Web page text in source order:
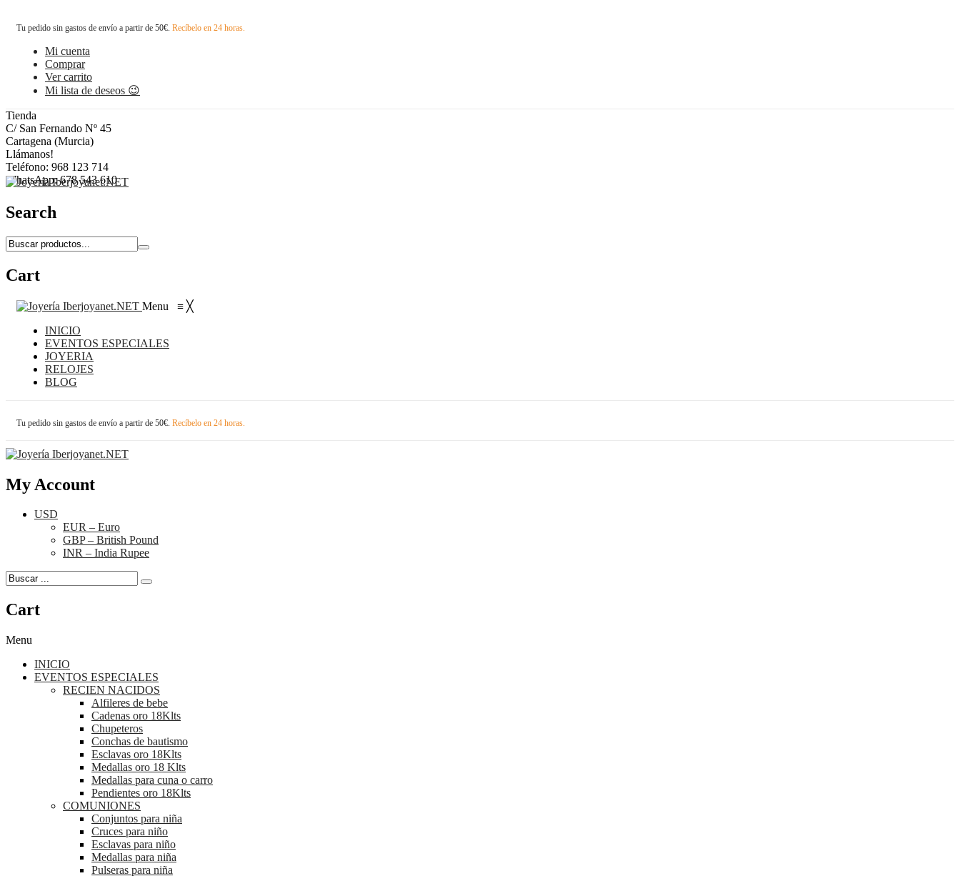
Tu pedido sin gastos de envío a partir de 50€. Recíbelo en 24 horas.
Mi cuenta
Comprar
Ver carrito
Mi lista de deseos 😉
Tienda
C/ San Fernando Nº 45
Cartagena (Murcia)
Llámanos!
Teléfono: 968 123 714
WhatsApp: 678 543 610
Search
Cart
Menu ≡ ╳
INICIO
EVENTOS ESPECIALES
JOYERIA
RELOJES
BLOG
Tu pedido sin gastos de envío a partir de 50€. Recíbelo en 24 horas.
My Account
USD
EUR – Euro
GBP – British Pound
INR – India Rupee
Cart
Menu
INICIO
EVENTOS ESPECIALES
RECIEN NACIDOS
Alfileres de bebe
Cadenas oro 18Klts
Chupeteros
Conchas de bautismo
Esclavas oro 18Klts
Medallas oro 18 Klts
Medallas para cuna o carro
Pendientes oro 18Klts
COMUNIONES
Conjuntos para niña
Cruces para niño
Esclavas para niño
Medallas para niña
Pulseras para niña